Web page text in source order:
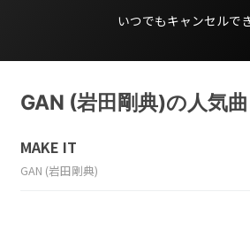
いつでもキャンセルで
GAN (岩田剛典)の人気曲
MAKE IT
GAN (岩田剛典)